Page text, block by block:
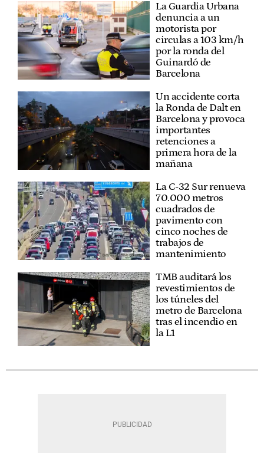
La Guardia Urbana
denuncia a un
motorista por
circulas a 103 km/h
por la ronda del
Guinardó de
Barcelona
Un accidente corta
la Ronda de Dalt en
Barcelona y provoca
importantes
retenciones a
primera hora de la
mañana
La C-32 Sur renueva
70.000 metros
cuadrados de
pavimento con
cinco noches de
trabajos de
mantenimiento
TMB auditará los
revestimientos de
los túneles del
metro de Barcelona
tras el incendio en
la L1